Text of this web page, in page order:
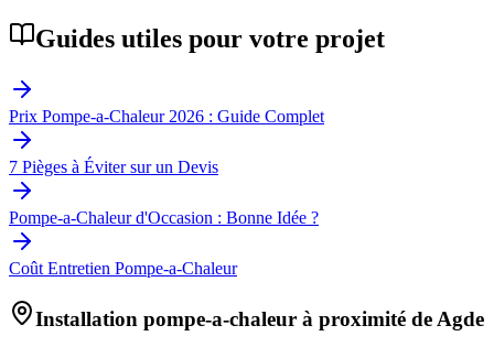
Guides utiles pour votre projet
Prix Pompe-a-Chaleur 2026 : Guide Complet
7 Pièges à Éviter sur un Devis
Pompe-a-Chaleur d'Occasion : Bonne Idée ?
Coût Entretien Pompe-a-Chaleur
Installation pompe-a-chaleur à proximité de Agde